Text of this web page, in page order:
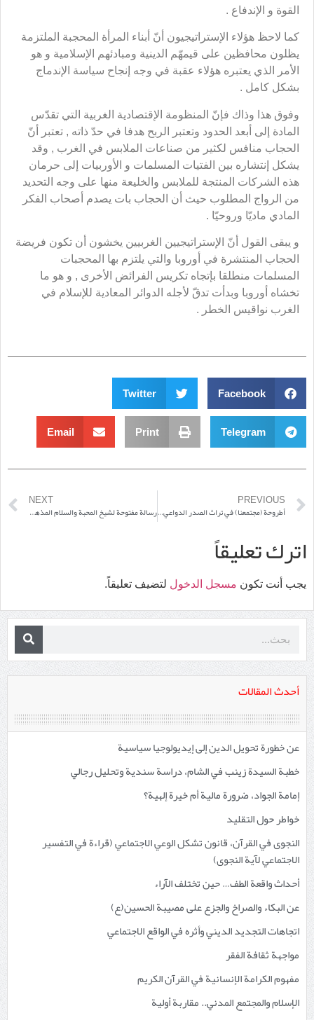
أحدث المقالات
عن خطورة تحويل الدين إلى إيديولوجيا سياسية
خطبة السيدة زينب في الشام، دراسة سندية وتحليل رجالي
إمامة الجواد، ضرورة مالية أم خيرة إلهية؟
خواطر حول التقليد
النجوى في القرآن، قانون تشكل الوعي الاجتماعي (قراءة في التفسير
الاجتماعي لآية النجوى)
أحداث واقعة الطف… حين تختلف الآراء
عن البكاء والصراخ والجزع على مصيبة الحسين(ع)
اتجاهات التجديد الديني وأثره في الواقع الاجتماعي
مواجهة ثقافة الفقر
مفهوم الكرامة الإنسانية في القرآن الكريم
الإسلام والمجتمع المدني.. مقاربة أولية
القوة و الإندفاع .
كما لاحظ هؤلاء الإستراتيجيون أنّ أبناء المرأة المحجبة الملتزمة
يظلون محافظين على قيمهّم الدينية ومبادئهم الإسلامية و هو
الأمر الذي يعتبره هؤلاء عقبة في وجه إنجاح سياسة الإندماج
بشكل كامل .
وفوق هذا وذاك فإنّ المنظومة الإقتصادية الغربية التي تقدّس
المادة إلى أبعد الحدود وتعتبر الربح هدفا في حدّ ذاته , تعتبر أنّ
الحجاب منافس لكثير من صناعات الملابس في الغرب , وقد
يشكل إنتشاره بين الفتيات المسلمات و الأوربيات إلى حرمان
هذه الشركات المنتجة للملابس والخليعة منها على وجه التحديد
من الرواج المطلوب حيث أن الحجاب بات يصدم أصحاب الفكر
المادي ماديّا وروحيّا .
و يبقى القول أنّ الإستراتيجيين الغربيين يخشون أن تكون فريضة
الحجاب المنتشرة في أوروبا والتي يلتزم بها المحجبات
المسلمات منطلقا بإتجاه تكريس الفرائض الأخرى , و هو ما
تخشاه أوروبا وبدأت تدقّ لأجله الدوائر المعادية للإسلام في
الغرب نواقيس الخطر .
Facebook
Twitter
Telegram
Print
Email
PREVIOUS
أطروحة (مجتمعنا) في تراث الصدر الدواعي، المنهج، النتائج
NEXT
رسالة مفتوحة لشيخ المحبة والسلام المذهبي
اترك تعليقاً
يجب أنت تكون مسجل الدخول لتضيف تعليقاً.